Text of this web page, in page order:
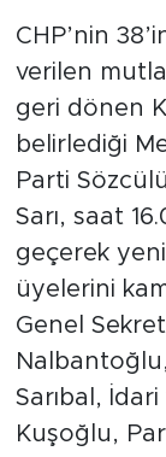
CHP’nin
verilen
geri dönen
belirlediği
Parti
Sarı, saat
geçerek
üyelerini
Genel
Sarıbal,
Kuşoğlu,